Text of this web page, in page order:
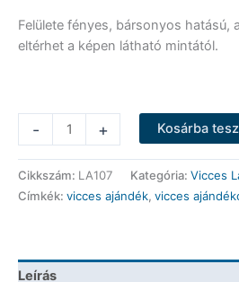
Felülete fényes, bársonyos hatású,
eltérhet a képen látható mintától.
-
Lábtörlő
-
Legjobb
Keresztapa
Ajándék
+ Kosárba
Cikkszám: LA107 Kategória: Vicces
Címkék: vicces ajándék, vicces
Leírás